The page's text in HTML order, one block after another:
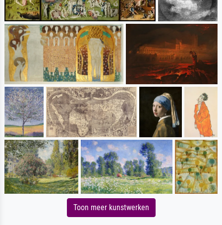
Toon meer kunstwerken